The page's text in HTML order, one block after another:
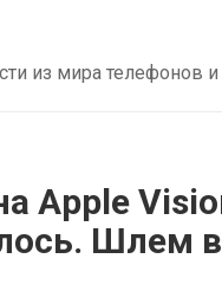
из мира телефонов
Apple
Шлем